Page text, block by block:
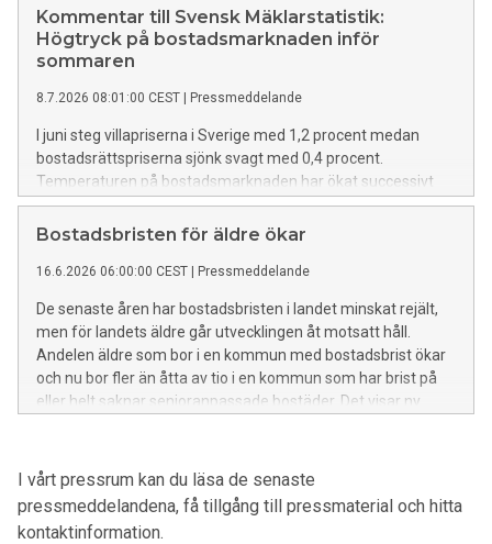
LF Fastighetsförmedling. Här finns en tabell med statistik
över de dyraste gatorna i varje län.
Kommentar till Svensk Mäklarstatistik:
Högtryck på bostadsmarknaden inför
sommaren
8.7.2026 08:01:00 CEST Pressmeddelande
I juni steg villapriserna i Sverige med 1,2 procent medan
bostadsrättspriserna sjönk svagt med 0,4 procent.
Temperaturen på bostadsmarknaden har ökat successivt
under försommaren och antalet bostadsrättsförsäljningar
ökade med hela 17 procent det senaste kvartalet, medan 11
Svensk Mäklarstatistik, analyserade av LF
Bostadsbristen för äldre ökar
16.6.2026 06:00:00 CEST Pressmeddelande
De senaste åren har bostadsbristen i landet minskat rejält,
men för landets äldre går utvecklingen åt motsatt håll.
Andelen äldre som bor i en kommun med bostadsbrist ökar
och nu bor fler än åtta av tio i en kommun som har brist på
eller helt saknar senioranpassade bostäder. Det visar ny
I vårt pressrum kan du läsa de senaste
pressmeddelandena, få tillgång till pressmaterial och hitta
kontaktinformation.